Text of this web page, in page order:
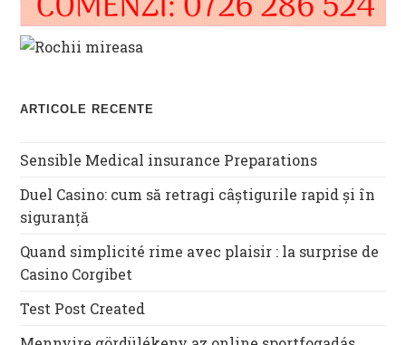
ARTICOLE RECENTE
Sensible Medical insurance Preparations
Duel Casino: cum să retragi câștigurile rapid și în
siguranță
Quand simplicité rime avec plaisir : la surprise de
Casino Corgibet
Test Post Created